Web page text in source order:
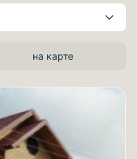
на карте